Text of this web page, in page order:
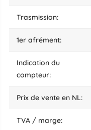
trasmission:
1er afrément:
indication du
compteur:
prix de vente en NL:
TVA / marge: